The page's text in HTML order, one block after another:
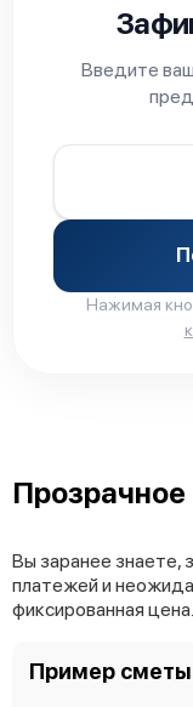
Введите
Нажимая
Вы заранее знаете,
платежей и
фиксированная цена.
Пример